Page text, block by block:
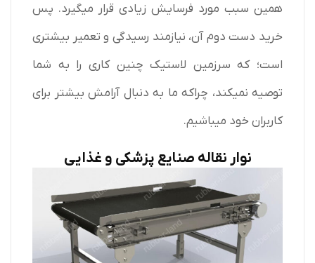
همین سبب مورد فرسایش زیادی قرار میگیرد. پس
خرید دست دوم آن، نیازمند رسیدگی و تعمیر بیشتری
است؛ که سرزمین لاستیک چنین کاری را به شما
توصیه نمیکند، چراکه ما به دنبال آرامش بیشتر برای
کاربران خود میباشیم.
نوار نقاله صنایع پزشکی و غذایی